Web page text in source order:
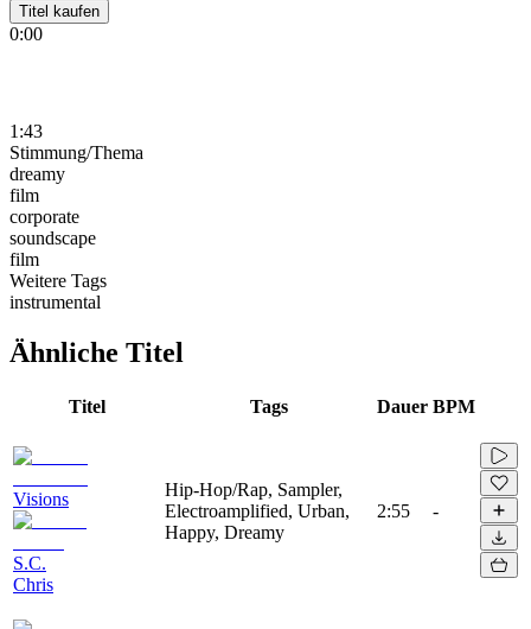
Titel kaufen
0:00
1:43
Stimmung/Thema
dreamy
film
corporate
soundscape
film
Weitere Tags
instrumental
Ähnliche Titel
Titel Tags Dauer BPM
Visions
S.C.
Chris
Hip-Hop/Rap, Sampler,
Electroamplified, Urban,
Happy, Dreamy
2:55 -